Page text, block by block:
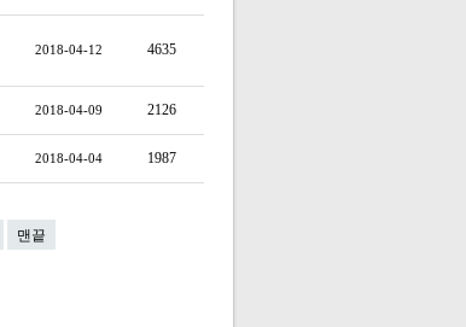
2018-04-12 4635
2018-04-09 2126
2018-04-04 1987
맨끝